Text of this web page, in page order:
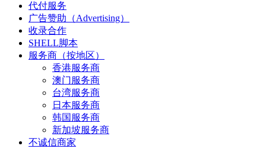
代付服务
广告赞助（Advertising）
收录合作
SHELL脚本
服务商（按地区）
香港服务商
澳门服务商
台湾服务商
日本服务商
韩国服务商
新加坡服务商
不诚信商家